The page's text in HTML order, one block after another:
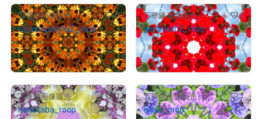
万華鏡画像販売 0
osteospermu2_roop
¥1,000
売出し（初回販売）
万華鏡画像販売 0
geranium2_roop
¥1,000
売出し（初回販売）
万華鏡画像販売 0
hanataba_roop
万華鏡画像販売 1
ajisai_roop